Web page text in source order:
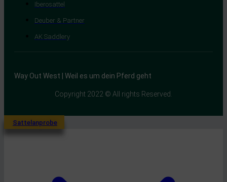
Iberosattel
Deuber & Partner
AK Saddlery
Way Out West | Weil es um dein Pferd geht
Copyright 2022 © All rights Reserved.
Sattelanprobe